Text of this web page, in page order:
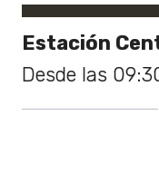
Estación
Desde las